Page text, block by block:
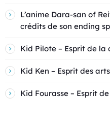
L’anime Dara-san of
crédits de son ending
Kid Pilote – Esprit de la
Kid Ken – Esprit des
Kid Fourasse – Esprit